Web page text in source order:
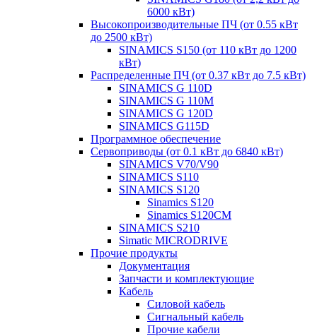
6000 кВт)
Высокопроизводительные ПЧ (от 0.55 кВт
до 2500 кВт)
SINAMICS S150 (от 110 кВт до 1200
кВт)
Распределенные ПЧ (от 0.37 кВт до 7.5 кВт)
SINAMICS G 110D
SINAMICS G 110M
SINAMICS G 120D
SINAMICS G115D
Программное обеспечение
Сервоприводы (от 0.1 кВт до 6840 кВт)
SINAMICS V70/V90
SINAMICS S110
SINAMICS S120
Sinamics S120
Sinamics S120CM
SINAMICS S210
Simatic MICRODRIVE
Прочие продукты
Документация
Запчасти и комплектующие
Кабель
Силовой кабель
Сигнальный кабель
Прочие кабели